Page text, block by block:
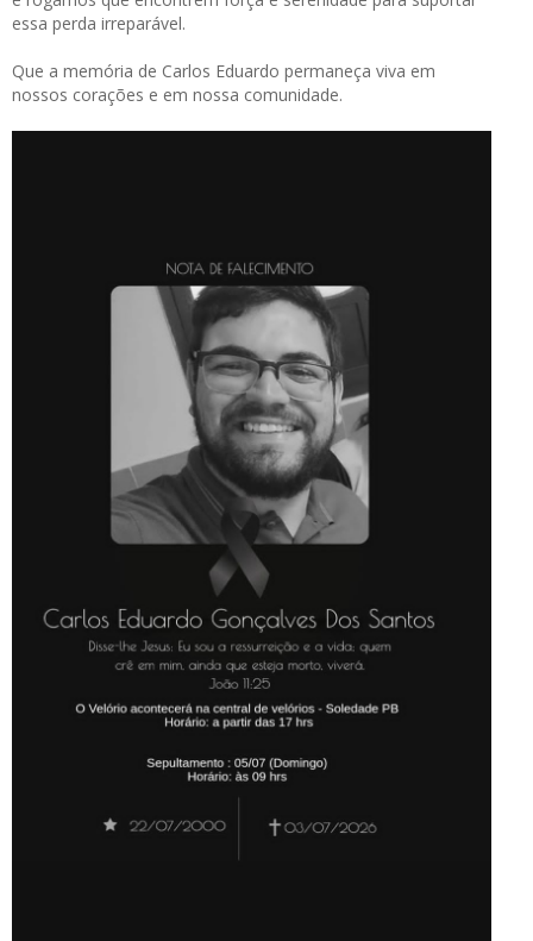
essa perda irreparável.
Que a memória de Carlos Eduardo permaneça viva em
nossos corações e em nossa comunidade.